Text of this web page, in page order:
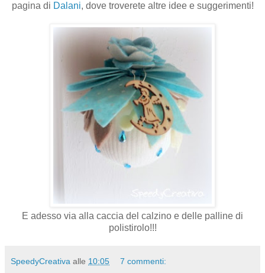
pagina di Dalani, dove troverete altre idee e suggerimenti!
E adesso via alla caccia del calzino e delle palline di
polistirolo!!!
SpeedyCreativa alle 10:05 7 commenti: